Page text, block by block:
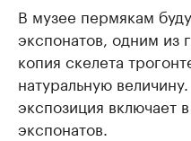
В музее пермякам
экспонатов, одним из
копия скелета
натуральную
экспозиция включает
экспонатов.